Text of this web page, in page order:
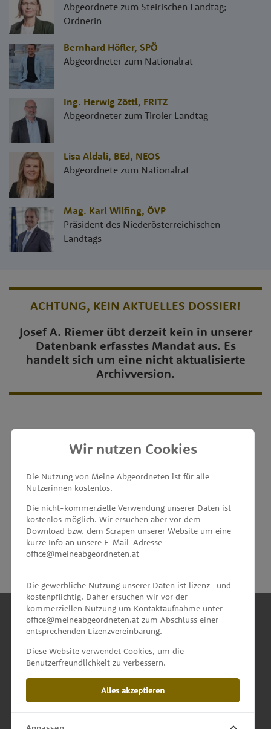
Abgeordnete zum Steirischen Landtag;
Ordnerin
Bernhard Höfler, SPÖ
Abgeordneter zum Nationalrat
Ing. Herwig Zöttl, FRITZ
Abgeordneter zum Tiroler Landtag
Lisa Aldali, BEd, NEOS
Abgeordnete zum Nationalrat
Mag. Karl Wilfing, ÖVP
Präsident des Niederösterreichischen
Landtags
ACHTUNG, KEIN AKTUELLES DOSSIER!
Josef A. Riemer übt derzeit kein in unserer
Datenbank erfasstes Mandat aus. Es
handelt sich um eine nicht aktualisierte
Archivversion.
MEINE ABGEORDNETEN
unterstützt von
IMPRESSUM & KONTAKT
Wir nutzen Cookies
Die Nutzung von Meine Abgeordneten ist für alle
Nutzerinnen kostenlos.
Die nicht-kommerzielle Verwendung unserer Daten ist
kostenlos möglich. Wir ersuchen aber vor dem
Download bzw. dem Scrapen unserer Website um eine
kurze Info an unsere E-Mail-Adresse
office@meineabgeordneten.at
Die gewerbliche Nutzung unserer Daten ist lizenz- und
kostenpflichtig. Daher ersuchen wir vor der
kommerziellen Nutzung um Kontaktaufnahme unter
office@meineabgeordneten.at zum Abschluss einer
entsprechenden Lizenzvereinbarung.
Diese Website verwendet Cookies, um die
Benutzerfreundlichkeit zu verbessern.
Alles akzeptieren